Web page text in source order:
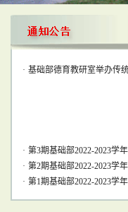
· 第3期基础部2022-2023学年
第2期基础部2022-2023学年
· 第1期基础部2022-2023学
第2期基础部2022-2023学
第1期基础部2022-2023学
基础部德育教研室举办传